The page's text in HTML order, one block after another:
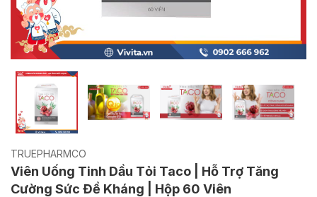
TRUEPHARMCO
Viên Uống Tinh Dầu Tỏi Taco | Hỗ Trợ Tăng
Cường Sức Đề Kháng | Hộp 60 Viên